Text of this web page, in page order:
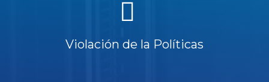
Violación de la Políticas